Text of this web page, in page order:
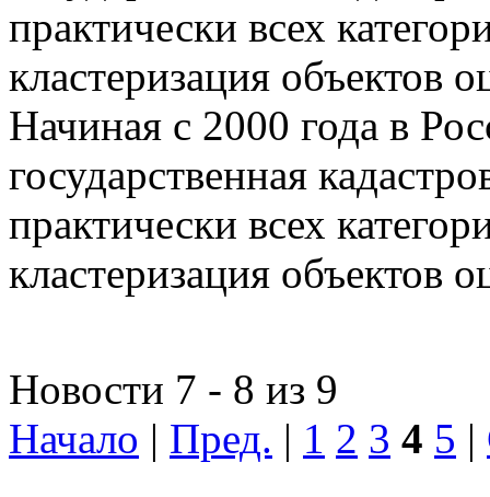
практически всех
кластеризация объектов
Начиная с 2000 года в
государственная
практически всех
кластеризация объектов
Новости 7 - 8 из 9
Начало | Пред. | 1 2 3 4 5 |